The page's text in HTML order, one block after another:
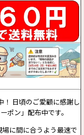
！ 日頃のご愛顧に感謝し
ポン」配布中です。
に間に合うよう最速で